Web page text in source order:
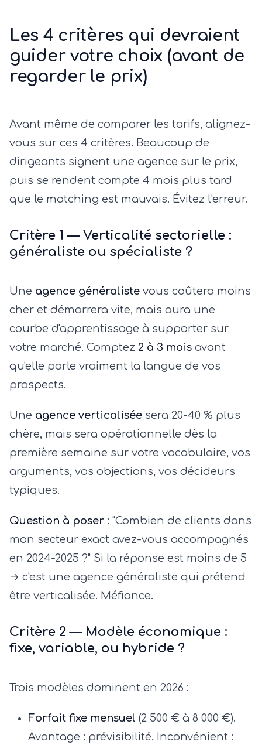
Les 4 critères qui devraient
guider votre choix (avant de
regarder le prix)
Avant même de comparer les tarifs, alignez-
vous sur ces 4 critères. Beaucoup de
dirigeants signent une agence sur le prix,
puis se rendent compte 4 mois plus tard
que le matching est mauvais. Évitez l'erreur.
Critère 1 — Verticalité sectorielle :
généraliste ou spécialiste ?
Une agence généraliste vous coûtera moins
cher et démarrera vite, mais aura une
courbe d'apprentissage à supporter sur
votre marché. Comptez 2 à 3 mois avant
qu'elle parle vraiment la langue de vos
prospects.
Une agence verticalisée sera 20-40 % plus
chère, mais sera opérationnelle dès la
première semaine sur votre vocabulaire, vos
arguments, vos objections, vos décideurs
typiques.
Question à poser : "Combien de clients dans
mon secteur exact avez-vous accompagnés
en 2024-2025 ?" Si la réponse est moins de 5
→ c'est une agence généraliste qui prétend
être verticalisée. Méfiance.
Critère 2 — Modèle économique :
fixe, variable, ou hybride ?
Trois modèles dominent en 2026 :
Forfait fixe mensuel (2 500 € à 8 000 €).
Avantage : prévisibilité. Inconvénient :